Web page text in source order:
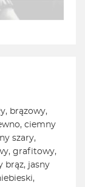
brązowy,
ciemny
szary,
grafitowy,
brąz, jasny